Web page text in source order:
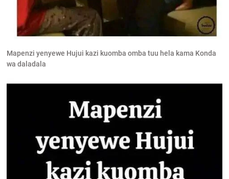
Mapenzi yenyewe Hujui kazi kuomba omba tuu hela kama Konda
wa daladala